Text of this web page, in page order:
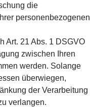
die
personenbezogenen
Art. 21 Abs. 1 DSGVO
zwischen Ihren
werden. Solange
überwiegen,
der Verarbeitung
verlangen.